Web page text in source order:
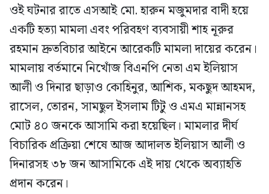
ওই ঘটনার রাতে এসআই মো. হারুন মজুমদার বাদী হয়ে
একটি হত্যা মামলা এবং পরিবহণ ব্যবসায়ী শাহ নূরুর
রহমান দ্রুতবিচার আইনে আরেকটি মামলা দায়ের করেন।
মামলায় বর্তমানে নিখোঁজ বিএনপি নেতা এম ইলিয়াস
আলী ও দিনার ছাড়াও কোহিনুর, আশিক, মকছুদ আহমদ,
রাসেল, তোরন, সামছুল ইসলাম টিটু ও এমএ মান্নানসহ
মোট ৪০ জনকে আসামি করা হয়েছিল। মামলার দীর্ঘ
বিচারিক প্রক্রিয়া শেষে আজ আদালত ইলিয়াস আলী ও
দিনারসহ ৩৮ জন আসামিকে এই দায় থেকে অব্যাহতি
প্রদান করেন।